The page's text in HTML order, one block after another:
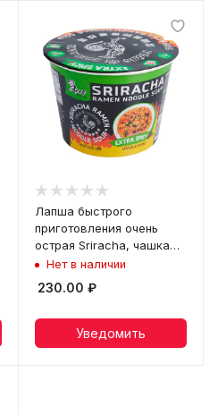
Лапша быстрого
приготовления очень
острая Sriracha, чашка
110 гНет в наличии
230.00 ₽
Уведомить